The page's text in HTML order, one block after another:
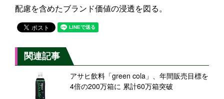
配慮を含めたブランド価値の浸透を図る。
関連記事
アサヒ飲料「green cola」、年間販売目標を
4倍の200万箱に 累計60万箱突破